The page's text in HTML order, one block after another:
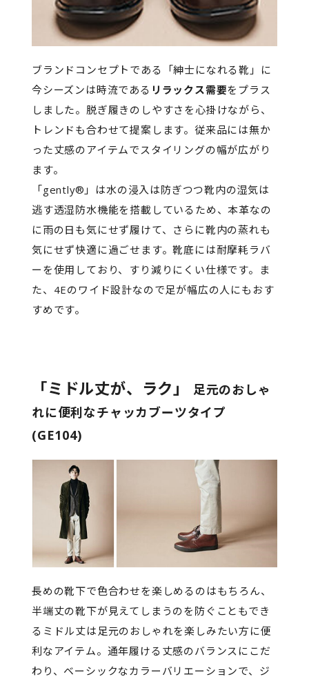
ブランドコンセプトである「紳士になれる靴」に
今シーズンは時流である リラックス需要をプラス
しました。脱ぎ履きのしやすさを心掛けながら、
トレンドも合わせて提案します。従来品には無か
った丈感のアイテムでスタイリングの幅が広がり
ます。
「gently®」は水の浸入は防ぎつつ靴内の湿気は
逃す透湿防水機能を搭載しているため、本革なの
に雨の日も気にせず履けて、さらに靴内の蒸れも
気にせず快適に過ごせます。靴底には耐摩耗ラバ
ーを使用しており、すり減りにくい仕様です。ま
た、4Eのワイド設計なので足が幅広の人にもおす
すめです。
「ミドル丈が、ラク」
足元のおしゃ
れに便利なチャッカブーツタイプ
(GE104)
長めの靴下で色合わせを楽しめるのはもちろん、
半端丈の靴下が見えてしまうのを防ぐこともでき
るミドル丈は足元のおしゃれを楽しみたい方に便
利なアイテム。通年履ける丈感のバランスにこだ
わり、ベーシックなカラーバリエーションで、ジ